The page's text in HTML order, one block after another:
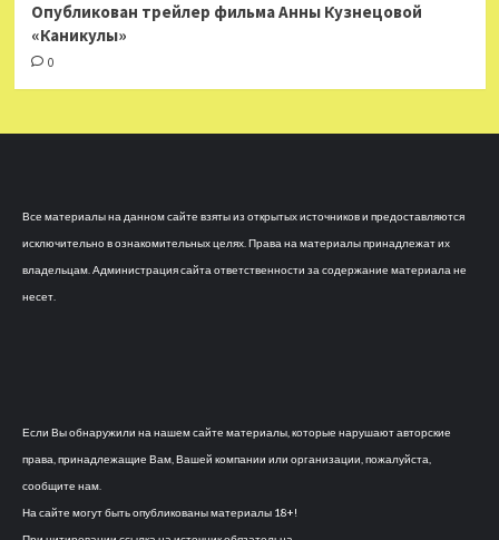
Опубликован трейлер фильма Анны Кузнецовой
«Каникулы»
0
Все материалы на данном сайте взяты из открытых источников и предоставляются
исключительно в ознакомительных целях. Права на материалы принадлежат их
владельцам. Администрация сайта ответственности за содержание материала не
несет.
Если Вы обнаружили на нашем сайте материалы, которые нарушают авторские
права, принадлежащие Вам, Вашей компании или организации, пожалуйста,
сообщите нам.
На сайте могут быть опубликованы материалы 18+!